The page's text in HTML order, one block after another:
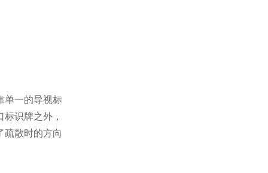
单一的导视标
识牌之外，
疏散时的方向